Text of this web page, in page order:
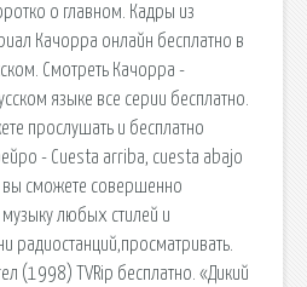
о главном. Кадры из
Качорра онлайн бесплатно в
Смотреть Качорра -
языке все серии бесплатно.
прослушать и бесплатно
- Cuesta arriba, cuesta abajo
сможете совершенно
любых стилей и
радиостанций,просматривать.
(1998) TVRip бесплатно. «Дикий